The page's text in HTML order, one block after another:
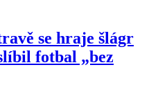
se hraje šlágr
fotbal „bez